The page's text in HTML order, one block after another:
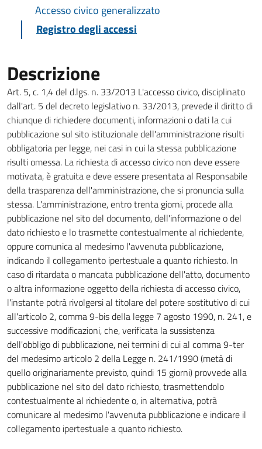
Accesso civico generalizzato
Registro degli accessi
Descrizione
Art. 5, c. 1,4 del d.lgs. n. 33/2013 L'accesso civico, disciplinato
dall'art. 5 del decreto legislativo n. 33/2013, prevede il diritto di
chiunque di richiedere documenti, informazioni o dati la cui
pubblicazione sul sito istituzionale dell'amministrazione risulti
obbligatoria per legge, nei casi in cui la stessa pubblicazione
risulti omessa. La richiesta di accesso civico non deve essere
motivata, è gratuita e deve essere presentata al Responsabile
della trasparenza dell'amministrazione, che si pronuncia sulla
stessa. L'amministrazione, entro trenta giorni, procede alla
pubblicazione nel sito del documento, dell'informazione o del
dato richiesto e lo trasmette contestualmente al richiedente,
oppure comunica al medesimo l'avvenuta pubblicazione,
indicando il collegamento ipertestuale a quanto richiesto. In
caso di ritardata o mancata pubblicazione dell'atto, documento
o altra informazione oggetto della richiesta di accesso civico,
l'instante potrà rivolgersi al titolare del potere sostitutivo di cui
all'articolo 2, comma 9-bis della legge 7 agosto 1990, n. 241, e
successive modificazioni, che, verificata la sussistenza
dell'obbligo di pubblicazione, nei termini di cui al comma 9-ter
del medesimo articolo 2 della Legge n. 241/1990 (metà di
quello originariamente previsto, quindi 15 giorni) provvede alla
pubblicazione nel sito del dato richiesto, trasmettendolo
contestualmente al richiedente o, in alternativa, potrà
comunicare al medesimo l'avvenuta pubblicazione e indicare il
collegamento ipertestuale a quanto richiesto.